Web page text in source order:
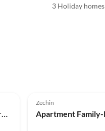
3 Holiday homes
Zechin